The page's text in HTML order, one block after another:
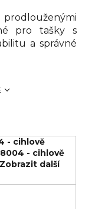
pro tašky s
a správné
- cihlově
8004 - cihlově
Zobrazit další